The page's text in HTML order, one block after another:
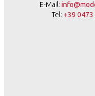
E-Mail:
Tel: +39